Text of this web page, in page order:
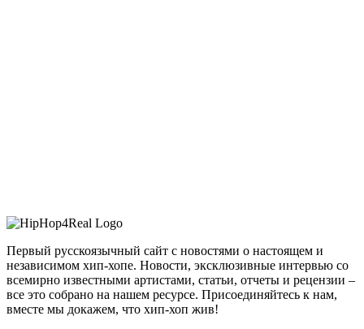
Первый русскоязычный сайт с новостями о настоящем и
независимом хип-хопе. Новости, эксклюзивные интервью со
всемирно известными артистами, статьи, отчеты и рецензии –
все это собрано на нашем ресурсе. Присоединяйтесь к нам,
вместе мы докажем, что хип-хоп жив!